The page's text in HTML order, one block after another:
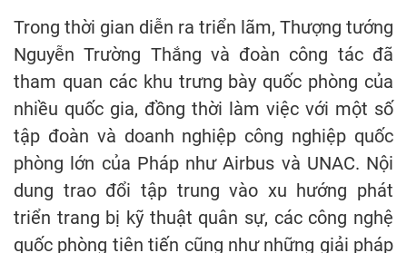
Trong thời gian diễn ra triển lãm, Thượng tướng
Nguyễn Trường Thắng và đoàn công tác đã
tham quan các khu trưng bày quốc phòng của
nhiều quốc gia, đồng thời làm việc với một số
tập đoàn và doanh nghiệp công nghiệp quốc
phòng lớn của Pháp như Airbus và UNAC. Nội
dung trao đổi tập trung vào xu hướng phát
triển trang bị kỹ thuật quân sự, các công nghệ
quốc phòng tiên tiến cũng như những giải pháp